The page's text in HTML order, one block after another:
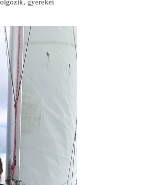
gyerekei